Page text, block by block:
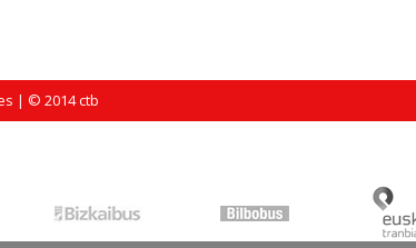
| © 2014 ctb